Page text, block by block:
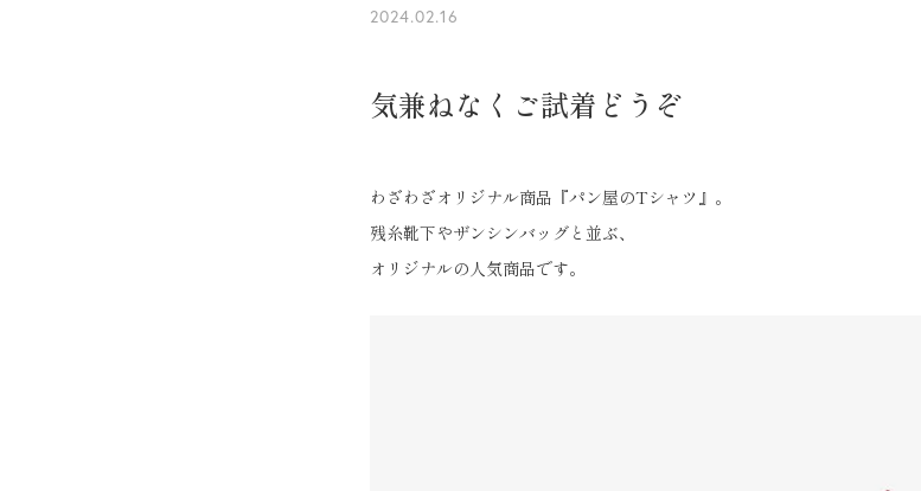
2024.02.16
気兼ねなくご試着どうぞ
わざわざオリジナル商品『パン屋のTシャツ』。
残糸靴下やザンシンバッグと並ぶ、
オリジナルの人気商品です。